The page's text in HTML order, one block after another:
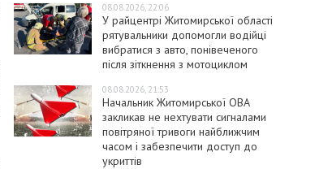
08.08.2026, 22:06
У райцентрі Житомирської області
рятувальники допомогли водійці
вибратися з авто, понівеченого
після зіткнення з мотоциклом
08.08.2026, 21:53
Начальник Житомирської ОВА
закликав не нехтувати сигналами
повітряної тривоги найближчим
часом і забезпечити доступ до
укриттів